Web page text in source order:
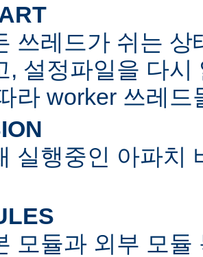
쓰레드가 쉬는
, 설정파일을 다
라 worker 쓰레드
실행중인 아파치
모듈과 외부 모듈